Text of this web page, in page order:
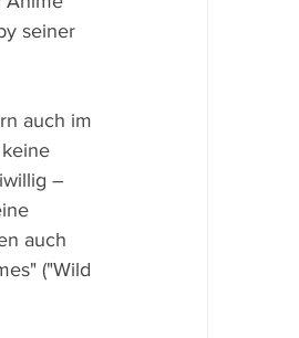
seiner
auch im
–
auch
("Wild